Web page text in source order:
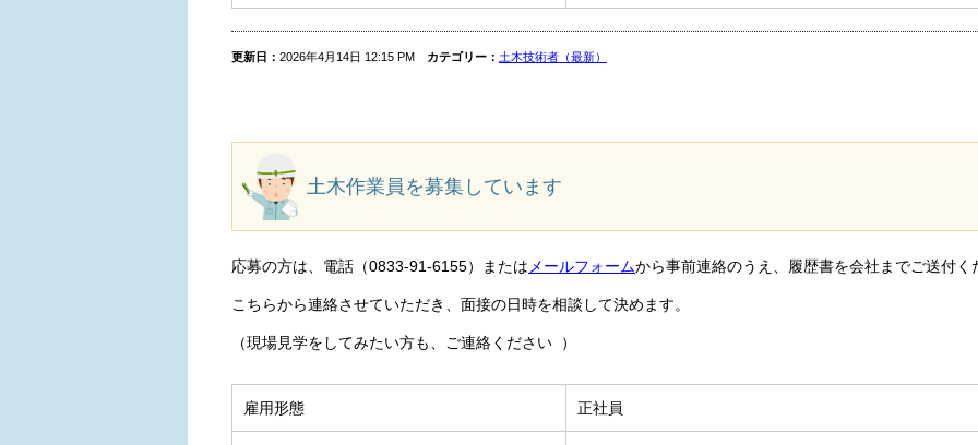
更新日： 2026年4月14日 12:15 PM カテゴリー： 土木技術者（最新）
土木作業員を募集しています
応募の方は、電話（0833-91-6155）または メールフォームから事前連絡のうえ、履歴書を会社までご送付く
こちらから連絡させていただき、面接の日時を相談して決めます。
（現場見学をしてみたい方も、ご連絡ください ）
雇用形態 正社員